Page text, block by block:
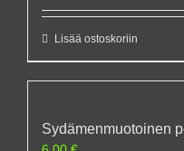
Lisää ostoskoriin
Sydämenmuotoinen